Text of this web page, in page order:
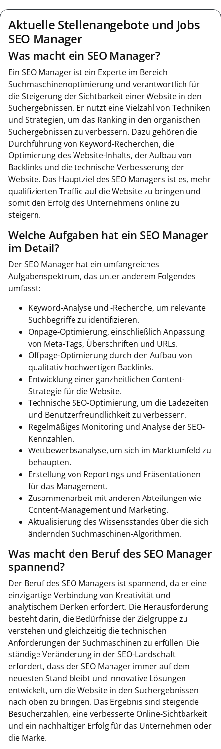
Aktuelle Stellenangebote und Jobs
SEO Manager
Was macht ein SEO Manager?
Ein SEO Manager ist ein Experte im Bereich
Suchmaschinenoptimierung und verantwortlich für
die Steigerung der Sichtbarkeit einer Website in den
Suchergebnissen. Er nutzt eine Vielzahl von Techniken
und Strategien, um das Ranking in den organischen
Suchergebnissen zu verbessern. Dazu gehören die
Durchführung von Keyword-Recherchen, die
Optimierung des Website-Inhalts, der Aufbau von
Backlinks und die technische Verbesserung der
Website. Das Hauptziel des SEO Managers ist es, mehr
qualifizierten Traffic auf die Website zu bringen und
somit den Erfolg des Unternehmens online zu
steigern.
Welche Aufgaben hat ein SEO Manager
im Detail?
Der SEO Manager hat ein umfangreiches
Aufgabenspektrum, das unter anderem Folgendes
umfasst:
Keyword-Analyse und -Recherche, um relevante
Suchbegriffe zu identifizieren.
Onpage-Optimierung, einschließlich Anpassung
von Meta-Tags, Überschriften und URLs.
Offpage-Optimierung durch den Aufbau von
qualitativ hochwertigen Backlinks.
Entwicklung einer ganzheitlichen Content-
Strategie für die Website.
Technische SEO-Optimierung, um die Ladezeiten
und Benutzerfreundlichkeit zu verbessern.
Regelmäßiges Monitoring und Analyse der SEO-
Kennzahlen.
Wettbewerbsanalyse, um sich im Marktumfeld zu
behaupten.
Erstellung von Reportings und Präsentationen
für das Management.
Zusammenarbeit mit anderen Abteilungen wie
Content-Management und Marketing.
Aktualisierung des Wissensstandes über die sich
ändernden Suchmaschinen-Algorithmen.
Was macht den Beruf des SEO Manager
spannend?
Der Beruf des SEO Managers ist spannend, da er eine
einzigartige Verbindung von Kreativität und
analytischem Denken erfordert. Die Herausforderung
besteht darin, die Bedürfnisse der Zielgruppe zu
verstehen und gleichzeitig die technischen
Anforderungen der Suchmaschinen zu erfüllen. Die
ständige Veränderung in der SEO-Landschaft
erfordert, dass der SEO Manager immer auf dem
neuesten Stand bleibt und innovative Lösungen
entwickelt, um die Website in den Suchergebnissen
nach oben zu bringen. Das Ergebnis sind steigende
Besucherzahlen, eine verbesserte Online-Sichtbarkeit
und ein nachhaltiger Erfolg für das Unternehmen oder
die Marke.